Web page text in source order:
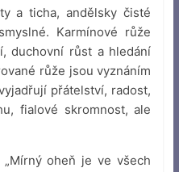
a ticha, andělsky čisté
Karmínové růže
duchovní růst a hledání
růže jsou vyznáním
přátelství, radost,
fialové skromnost, ale
oheň je ve všech